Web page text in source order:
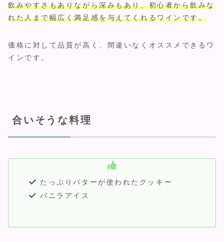
飲みやすさもありながら深みもあり、初心者から飲みな
れた人まで幅広く満足感を与えてくれるワインです。
価格に対して品質が高く、間違いなくオススメできるワ
インです。
合いそうな料理
たっぷりバターが使われたクッキー
バニラアイス